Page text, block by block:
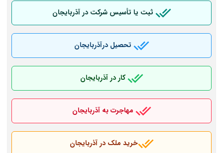
ثبت یا تأسیس شرکت در آذربایجان
تحصیل درآذربایجان
کار در آذربایجان
مهاجرت به آذربایجان
خرید ملک در آذربایجان